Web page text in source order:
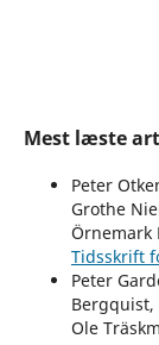
Mest læste
Peter
Grothe
Örnemark
Tidsskrift
Peter
Bergquist,
Ole